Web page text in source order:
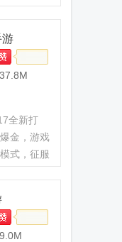
游
全新打
金，游戏
式，征服